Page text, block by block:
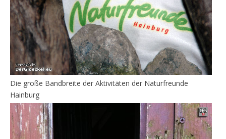
Die große Bandbreite der Aktivitäten der Naturfreunde
Hainburg